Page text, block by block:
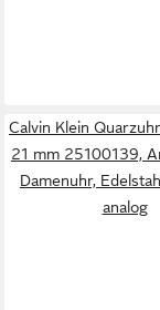
Calvin Klein
21 mm 25100139,
Damenuhr,
analog